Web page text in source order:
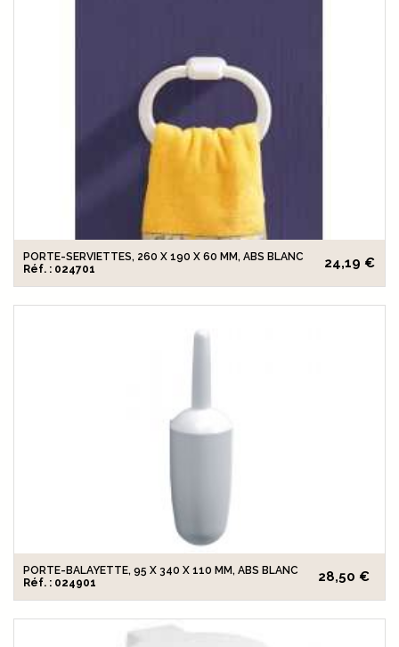
PORTE-SERVIETTES, 260 X 190 X 60 MM, ABS BLANC
Réf. : 024701
24,19 €
PORTE-BALAYETTE, 95 X 340 X 110 MM, ABS BLANC
Réf. : 024901
28,50 €